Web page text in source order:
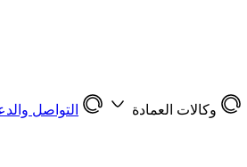
وكالات العمادة التواصل